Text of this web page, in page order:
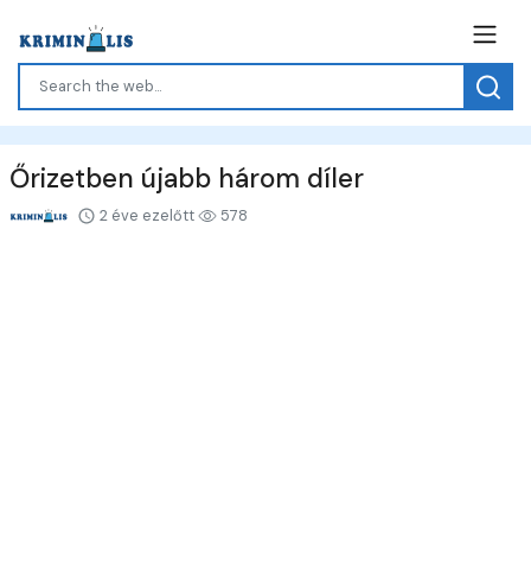
Őrizetben újabb három díler
2 éve ezelőtt 578